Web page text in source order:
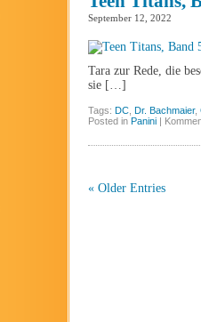
September 12, 2022
Tara zur Rede, die
sie […]
Tags: DC Dr. Bachmaier,
Posted in Panini |
« Older Entries